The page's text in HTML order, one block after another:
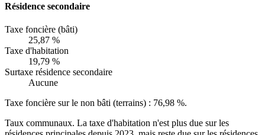
Résidence secondaire
Taxe foncière (bâti)
25,87 %
Taxe d'habitation
19,79 %
Surtaxe résidence secondaire
Aucune
Taxe foncière sur le non bâti (terrains) : 76,98 %.
Taux communaux. La taxe d'habitation n'est plus due sur les